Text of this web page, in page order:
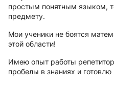
простым понятным языком,
предмету.
Мои ученики не боятся
этой области!
Имею опыт работы
пробелы в знаниях и